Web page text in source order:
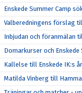
Enskede Summer Camp
Valberedningens förslag
Inbjudan och föranmälan
Domarkurser och Enskede
Kallelse till Enskede IK:s
Matilda Vinberg till